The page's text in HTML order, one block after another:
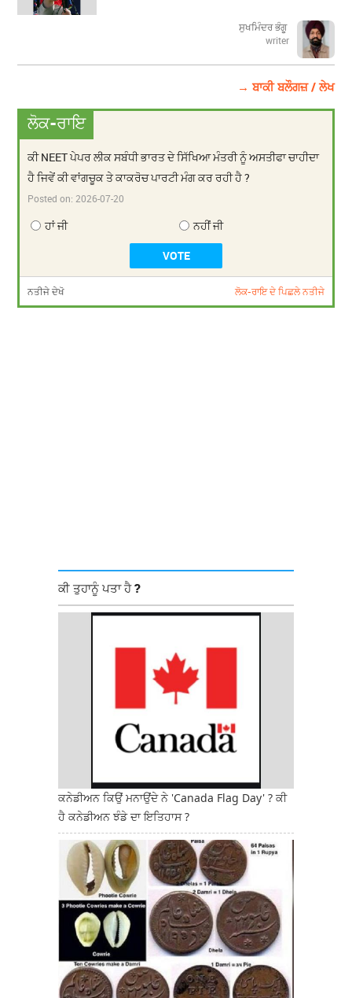
ਸੁਖਮਿੰਦਰ ਭੰਗੂ
writer
→ ਬਾਕੀ ਬਲੌਗਜ਼ / ਲੇਖ
ਲੋਕ-ਰਾਇ
ਕੀ NEET ਪੇਪਰ ਲੀਕ ਸਬੰਧੀ ਭਾਰਤ ਦੇ ਸਿੱਖਿਆ ਮੰਤਰੀ ਨੂੰ ਅਸਤੀਫਾ ਚਾਹੀਦਾ
ਹੈ ਜਿਵੇਂ ਕੀ ਵਾਂਗਚੂਕ ਤੇ ਕਾਕਰੋਚ ਪਾਰਟੀ ਮੰਗ ਕਰ ਰਹੀ ਹੈ ?
Posted on:2026-07-20
ਹਾਂ ਜੀ ਨਹੀਂ ਜੀ
ਨਤੀਜੇ ਦੇਖੋ ਲੋਕ-ਰਾਇ ਦੇ ਪਿਛਲੇ ਨਤੀਜੇ
ਕੀ ਤੁਹਾਨੂੰ ਪਤਾ ਹੈ ?
ਕਨੇਡੀਅਨ ਕਿਉਂ ਮਨਾਉਂਦੇ ਨੇ 'Canada Flag Day' ? ਕੀ
ਹੈ ਕਨੇਡੀਅਨ ਝੰਡੇ ਦਾ ਇਤਿਹਾਸ ?